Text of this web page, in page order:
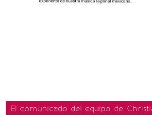
El comunicado del equipo de